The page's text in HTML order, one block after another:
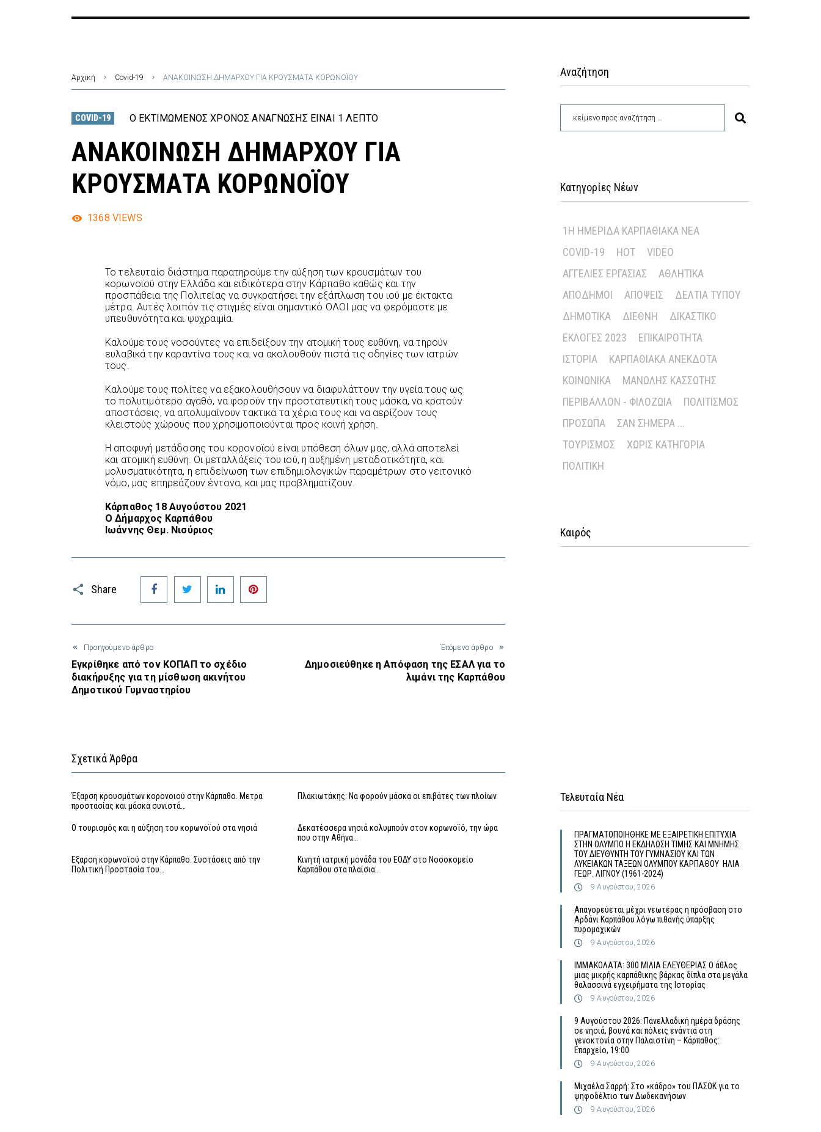
Αρχική Covid-19 ΑΝΑΚΟΙΝΩΣΗ ΔΗΜΑΡΧΟΥ ΓΙΑ ΚΡΟΥΣΜΑΤΑ ΚΟΡΩΝΟΪΟΥ
COVID-19 Ο ΕΚΤΙΜΏΜΕΝΟΣ ΧΡΌΝΟΣ ΑΝΆΓΝΩΣΗΣ ΕΊΝΑΙ 1 ΛΕΠΤΌ
ΑΝΑΚΟΙΝΩΣΗ ΔΗΜΑΡΧΟΥ ΓΙΑ
ΚΡΟΥΣΜΑΤΑ ΚΟΡΩΝΟΪΟΥ
1368 VIEWS
Το τελευταίο διάστημα παρατηρούμε την αύξηση των κρουσμάτων του
κορωνοϊού στην Ελλάδα και ειδικότερα στην Κάρπαθο καθώς και την
προσπάθεια της Πολιτείας να συγκρατήσει την εξάπλωση του ιού με έκτακτα
μέτρα. Αυτές λοιπόν τις στιγμές είναι σημαντικό ΟΛΟΙ μας να φερόμαστε με
υπευθυνότητα και ψυχραιμία.
Καλούμε τους νοσούντες να επιδείξουν την ατομική τους ευθύνη, να τηρούν
ευλαβικά την καραντίνα τους και να ακολουθούν πιστά τις οδηγίες των ιατρών
τους.
Καλούμε τους πολίτες να εξακολουθήσουν να διαφυλάττουν την υγεία τους ως
το πολυτιμότερο αγαθό, να φορούν την προστατευτική τους μάσκα, να κρατούν
αποστάσεις, να απολυμαίνουν τακτικά τα χέρια τους και να αερίζουν τους
κλειστούς χώρους που χρησιμοποιούνται προς κοινή χρήση.
Η αποφυγή μετάδοσης του κορονοϊού είναι υπόθεση όλων μας, αλλά αποτελεί
και ατομική ευθύνη. Οι μεταλλάξεις του ιού, η αυξημένη μεταδοτικότητα, και
μολυσματικότητα, η επιδείνωση των επιδημιολογικών παραμέτρων στο γειτονικό
νόμο, μας επηρεάζουν έντονα, και μας προβληματίζουν.
Κάρπαθος 18 Αυγούστου 2021
Ο Δήμαρχος Καρπάθου
Ιωάννης Θεμ. Νισύριος
Share
Facebook Twitter LinkedIn
Προηγούμενο άρθρο
Εγκρίθηκε από τον ΚΟΠΑΠ το σχέδιο
διακήρυξης για τη μίσθωση ακινήτου
Δημοτικού Γυμναστηρίου
Έπόμενο άρθρο
Δημοσιεύθηκε η Απόφαση της ΕΣΑΛ για το
λιμάνι της Καρπάθου
Σχετικά Άρθρα
Έξαρση κρουσμάτων κορονοιού στην Κάρπαθο. Μετρα
προστασίας και μάσκα συνιστά…
Πλακιωτάκης: Να φορούν μάσκα οι επιβάτες των πλοίων
Ο τουρισμός και η αύξηση του κορωνοϊού στα νησιά
Δεκατέσσερα νησιά κολυμπούν στον κορωνοϊό, την ώρα
που στην Αθήνα…
Εξαρση κορωνοϊού στην Κάρπαθο. Συστάσεις από την
Πολιτική Προστασία του…
Κινητή ιατρική μονάδα του ΕΟΔΥ στο Νοσοκομείο
Καρπάθου στα πλαίσια…
Αναζήτηση
Κατηγορίες Νέων
1Η ΗΜΕΡΊΔΑ ΚΑΡΠΑΘΙΑΚΆ ΝΈΑ
COVID-19
HOT
VIDEO
ΑΓΓΕΛΊΕΣ ΕΡΓΑΣΊΑΣ
ΑΘΛΗΤΙΚΆ
ΑΠΌΔΗΜΟΙ
ΑΠΌΨΕΙΣ
ΔΕΛΤΊΑ ΤΎΠΟΥ
ΔΗΜΟΤΙΚΆ
ΔΙΕΘΝΉ
ΔΙΚΑΣΤΙΚΌ
ΕΚΛΟΓΈΣ 2023
ΕΠΙΚΑΙΡΌΤΗΤΑ
ΙΣΤΟΡΊΑ
ΚΑΡΠΑΘΙΑΚΆ ΑΝΈΚΔΟΤΑ
ΚΟΙΝΩΝΙΚΆ
ΜΑΝΏΛΗΣ ΚΑΣΣΏΤΗΣ
ΠΕΡΙΒΆΛΛΟΝ - ΦΙΛΟΖΩΊΑ
ΠΟΛΙΤΙΣΜΌΣ
ΠΡΌΣΩΠΑ
ΣΑΝ ΣΉΜΕΡΑ ...
ΤΟΥΡΙΣΜΌΣ
ΧΩΡΊΣ ΚΑΤΗΓΟΡΊΑ
ΠΟΛΙΤΙΚΉ
Καιρός
Τελευταία Νέα
ΠΡΑΓΜΑΤΟΠΟΙΗΘΗΚΕ ΜΕ ΕΞΑΙΡΕΤΙΚΗ ΕΠΙΤΥΧΙΑ
ΣΤΗΝ ΟΛΥΜΠΟ Η ΕΚΔΗΛΩΣΗ ΤΙΜΗΣ ΚΑΙ ΜΝΗΜΗΣ
ΤΟΥ ΔΙΕΥΘΥΝΤΗ ΤΟΥ ΓΥΜΝΑΣΙΟΥ ΚΑΙ ΤΩΝ
ΛΥΚΕΙΑΚΩΝ ΤΑΞΕΩΝ ΟΛΥΜΠΟΥ ΚΑΡΠΑΘΟΥ ΗΛΙΑ
ΓΕΩΡ. ΛΙΓΝΟΥ (1961-2024)
9 Αυγούστου, 2026
Απαγορεύεται μέχρι νεωτέρας η πρόσβαση στο
Αρδάνι Καρπάθου λόγω πιθανής ύπαρξης
πυρομαχικών
9 Αυγούστου, 2026
ΙΜΜΑΚΟΛΑΤΑ: 300 ΜΙΛΙΑ ΕΛΕΥΘΕΡΙΑΣ Ο άθλος
μιας μικρής καρπάθικης βάρκας δίπλα στα μεγάλα
θαλασσινά εγχειρήματα της Ιστορίας
9 Αυγούστου, 2026
9 Αυγούστου 2026: Πανελλαδική ημέρα δράσης
σε νησιά, βουνά και πόλεις ενάντια στη
γενοκτονία στην Παλαιστίνη – Κάρπαθος:
Επαρχείο, 19:00
9 Αυγούστου, 2026
Μιχαέλα Σαρρή: Στο «κάδρο» του ΠΑΣΟΚ για το
ψηφοδέλτιο των Δωδεκανήσων
9 Αυγούστου, 2026